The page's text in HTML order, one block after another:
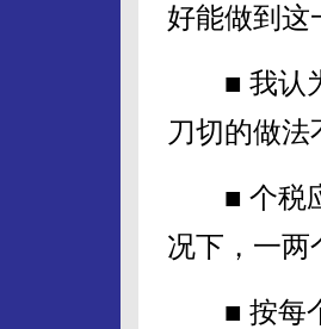
好能做到这
■ 我认为
刀切的做法
■ 个税应
况下，一两
■ 按每个